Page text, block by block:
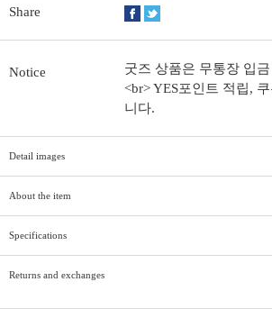
Share
Notice
굿즈 상품은 무통장 입
<br> YES포인트 적립,
니다.
Detail images
About the item
Specifications
Returns and exchanges